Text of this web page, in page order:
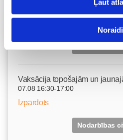
Ļaut
Vaksācija topošajām un
07.08 16:30-17:00
Izpārdots
Nodarbības